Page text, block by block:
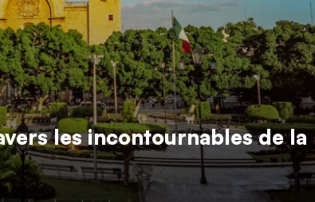
les incontournables de la